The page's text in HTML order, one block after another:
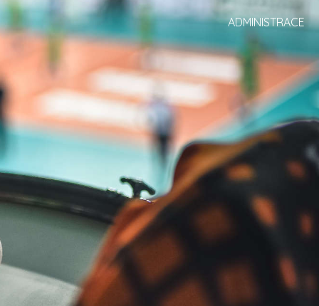
ADMINISTRACE